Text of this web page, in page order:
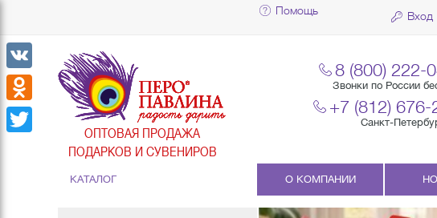
Помощь Вход
ОПТОВАЯ ПРОДАЖА
ПОДАРКОВ И СУВЕНИРОВ
8 (800) 222-
Звонки по России
+7 (812)
Санкт-
КАТАЛОГ О КОМПАНИИ
VK
Odnoklassniki